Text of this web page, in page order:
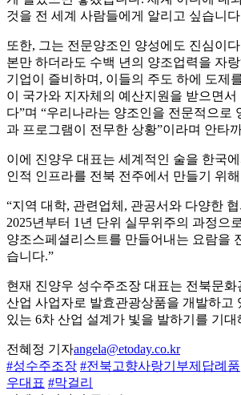
것을 전 세계 사람들에게 알리고 싶습니다
또한, 그는 전문양조인 양성에도 진심이
본만 하더라도 수백 년의 양조업력을 자
기업이 즐비하며, 이들의 주도 하에 도제
이 국가와 지자체의 예산지원을 받으면서
다”며 “우리나라는 양조인을 전문적으로
과 프로그램이 전무한 상황”이라며 안타
이에 진양우 대표는 세계적인 술을 한국
인적 인프라를 전북 전주에서 만들기 위
“지역 대학, 관련업체, 관공서와 다양한
2025년부터 1년 단위 실무위주의 과정으
양조스페셜리스트를 만들어내는 요람을
습니다.”
현재 진양우 성수주조장 대표는 전북문
산업 사업자로 발효관광상품을 개발하고
있는 6차 산업 설계가 빛을 발하기를 기대
전혜정 기자angela@etoday.co.kr
#성수주조장 #전북고향사랑기부제답례품
우대표 #막걸리